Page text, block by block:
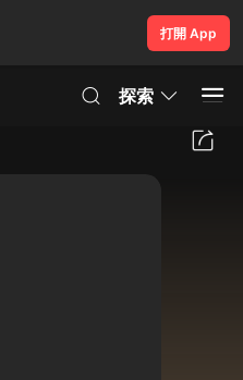
打開 App
探索